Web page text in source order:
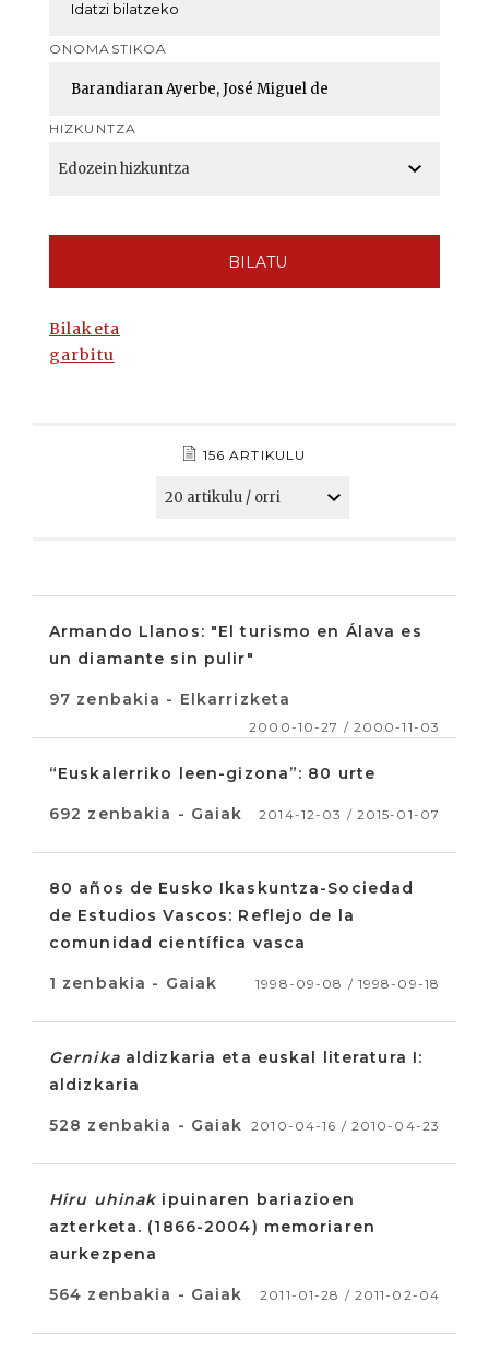
ONOMASTIKOA
HIZKUNTZA
BILATU
Bilaketa
garbitu
156 ARTIKULU
Armando Llanos: "El turismo en Álava es
un diamante sin pulir"
97 zenbakia - Elkarrizketa
2000-10-27 / 2000-11-03
“Euskalerriko leen-gizona”: 80 urte
692 zenbakia - Gaiak 2014-12-03 / 2015-01-07
80 años de Eusko Ikaskuntza-Sociedad
de Estudios Vascos: Reflejo de la
comunidad científica vasca
1 zenbakia - Gaiak 1998-09-08 / 1998-09-18
Gernikaaldizkaria eta euskal literatura I:
aldizkaria
528 zenbakia - Gaiak 2010-04-16 / 2010-04-23
Hiru uhinak ipuinaren bariazioen
azterketa. (1866-2004) memoriaren
aurkezpena
564 zenbakia - Gaiak 2011-01-28 / 2011-02-04